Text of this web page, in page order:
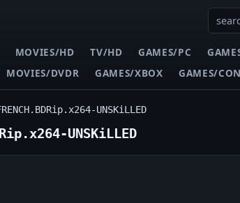
MOVIES/HD TV/HD GAMES/PC
MOVIES/DVDR GAMES/XBOX GAMES/
UNSKiLLED
UNSKiLLED